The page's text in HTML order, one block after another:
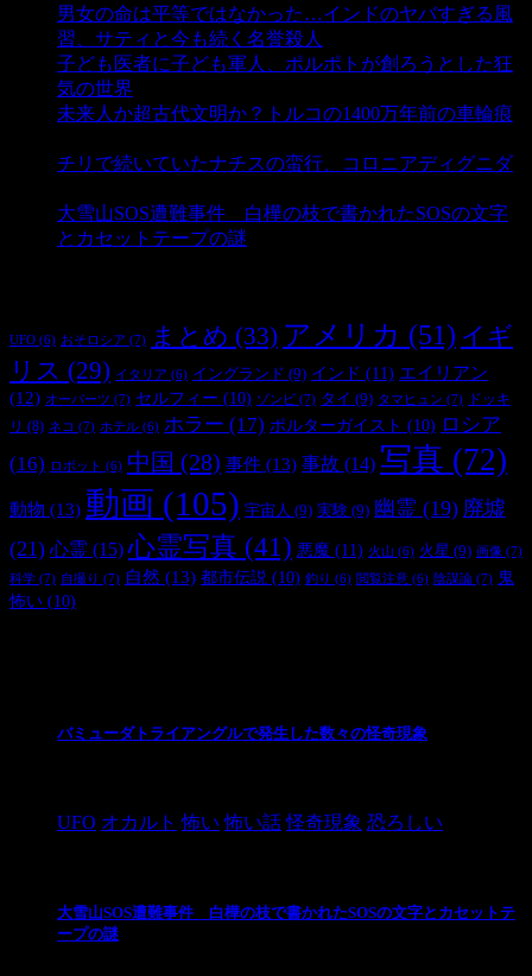
男女の命は平等ではなかった…インドのヤバすぎる風
習、サティと今も続く名誉殺人
子ども医者に子ども軍人、ポルポトが創ろうとした狂
気の世界
未来人か超古代文明か？トルコの1400万年前の車輪痕
チリで続いていたナチスの蛮行、コロニアディグニダ
大雪山SOS遭難事件 白樺の枝で書かれたSOSの文字
とカセットテープの謎
UFO (6) おそロシア (7) まとめ (33) アメリカ (51) イギ
リス (29) イタリア (6) イングランド (9) インド (11) エイリアン
(12) オーパーツ (7) セルフィー (10) ゾンビ (7) タイ (9) タマヒュン (7)
ドッキ
リ (8) ネコ (7) ホテル (6) ホラー (17) ポルターガイスト (10) ロシア
(16)
ロボット (6) 中国 (28) 事件 (13) 事故 (14) 写真 (72)
動物 (13) 動画 (105) 宇宙人 (9) 実験 (9) 幽霊 (19) 廃墟
(21) 心霊 (15) 心霊写真 (41) 悪魔 (11) 火山 (6) 火星 (9) 画像 (7)
科学 (7) 自撮り (7) 自然 (13) 都市伝説 (10) 釣り (6) 閲覧注意 (6) 陰謀論 (7) 鬼
怖い (10)
バミューダトライアングルで発生した数々の怪奇現象
UFO オカルト 怖い 怖い話 怪奇現象 恐ろしい
大雪山SOS遭難事件 白樺の枝で書かれたSOSの文字とカセットテ
ープの謎